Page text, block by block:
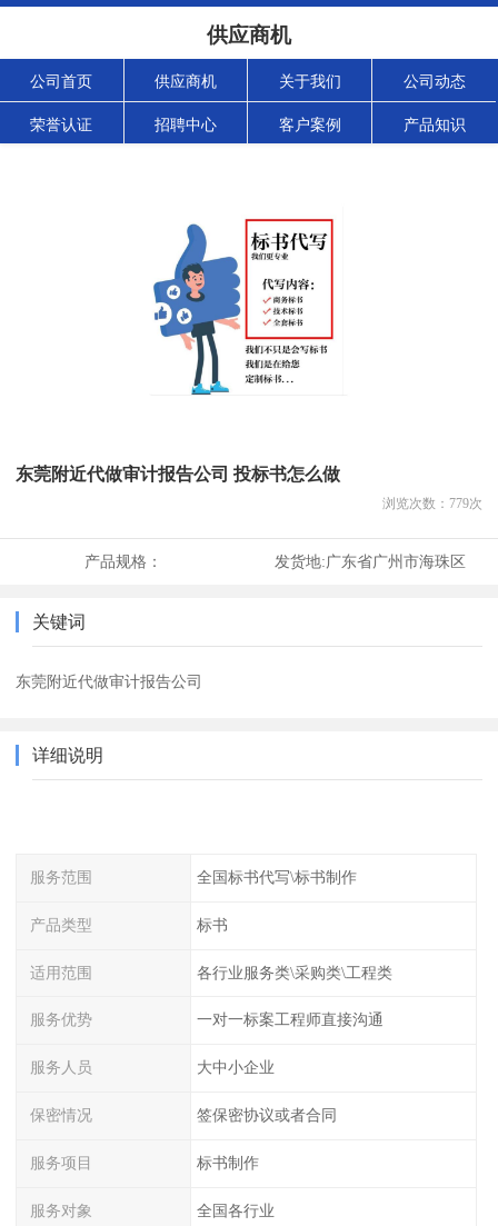
供应商机
公司首页 供应商机 关于我们 公司动态
荣誉认证 招聘中心 客户案例 产品知识
东莞附近代做审计报告公司 投标书怎么做
浏览次数： 779次
产品规格： 发货地:广东省广州市海珠区
关键词
东莞附近代做审计报告公司
详细说明
服务范围 全国标书代写\标书制作
产品类型 标书
适用范围 各行业服务类\采购类\工程类
服务优势 一对一标案工程师直接沟通
服务人员 大中小企业
保密情况 签保密协议或者合同
服务项目 标书制作
服务对象 全国各行业